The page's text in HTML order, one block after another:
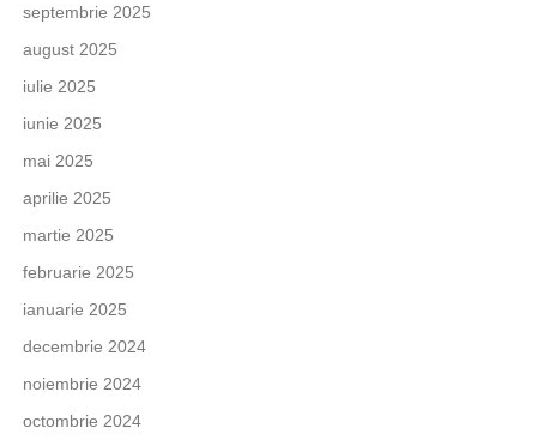
septembrie 2025
august 2025
iulie 2025
iunie 2025
mai 2025
aprilie 2025
martie 2025
februarie 2025
ianuarie 2025
decembrie 2024
noiembrie 2024
octombrie 2024